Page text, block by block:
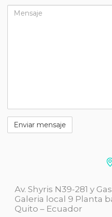
Mensaje
Av. Shyris N39-281 y
Galeria local 9 Planta
Quito – Ecuador